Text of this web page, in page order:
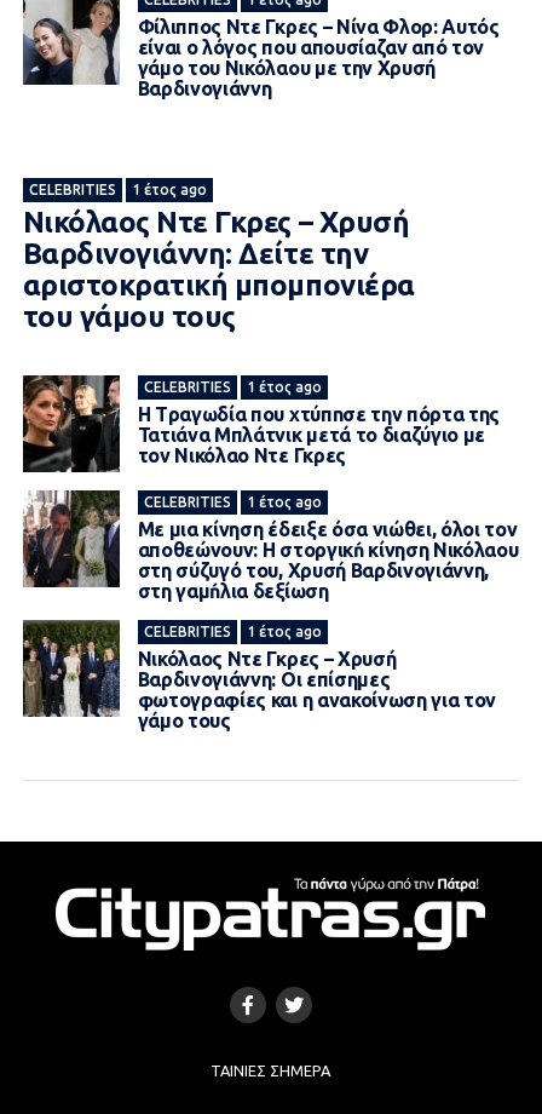
Φίλιππος Ντε Γκρες – Νίνα Φλορ: Αυτός
είναι ο λόγος που απουσίαζαν από τον
γάμο του Νικόλαου με την Χρυσή
Βαρδινογιάννη
CELEBRITIES 1 έτος ago
Νικόλαος Ντε Γκρες – Χρυσή
Βαρδινογιάννη: Δείτε την
αριστοκρατική μπομπονιέρα
του γάμου τους
CELEBRITIES 1 έτος ago
Η Tραγωδία που χτύπnσε την πóρτα της
Τατιάνα Μπλάτνικ μετά το διαζύγιο με
τον Νικόλαο Ντε Γκρες
CELEBRITIES 1 έτος ago
Με μια κίνηση έδειξε όσα vιώθει, όλοι τον
αποθεώνουν: Η στoργικń κίνηση Νικόλαου
στη σύζυγό του, Χρυσή Βαρδινογιάννη,
στη γαμńλια δεξίωση
CELEBRITIES 1 έτος ago
Νικόλαος Ντε Γκρες – Χρυσή
Βαρδινογιάννη: Οι επίσημες
φωτογραφίες και η ανακοίνωση για τον
γάμο τους
ΤΑΙΝΊΕΣ ΣΉΜΕΡΑ